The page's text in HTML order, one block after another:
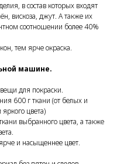
в состав которых входят
вискоза, джут. А также их
соотношении более 40%
тем ярче окраска.
машине.
для покраски.
600 г ткани (от белых и
цвета)
выбранного цвета, а также
и насыщеннее цвет.